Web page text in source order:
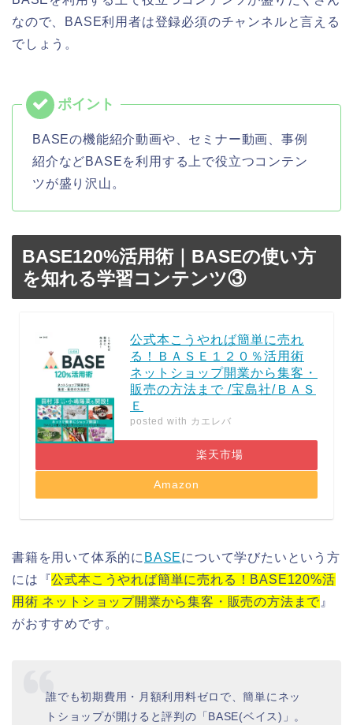
なので、BASE利用者は登録必須のチャンネルと言える
でしょう。
BASEの機能紹介動画や、セミナー動画、事例
紹介などBASEを利用する上で役立つコンテン
ツが盛り沢山。
BASE120%活用術｜BASEの使い方
を知れる学習コンテンツ③
公式本こうやれば簡単に売れ
る！ＢＡＳＥ１２０％活用術
ネットショップ開業から集客・
販売の方法まで /宝島社/ＢＡＳ
Ｅ
posted with カエレバ
楽天市場
Amazon
書籍を用いて体系的に BASEについて学びたいという方
には『公式本こうやれば簡単に売れる！BASE120%活
用術 ネットショップ開業から集客・販売の方法まで 』
がおすすめです。
誰でも初期費用・月額利用料ゼロで、簡単にネッ
トショップが開けると評判の「BASE(ベイス)」。